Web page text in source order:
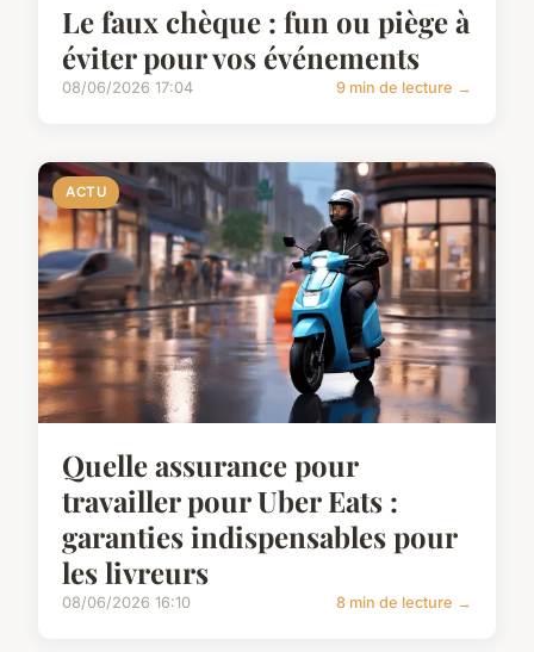
Le faux chèque : fun ou piège à
éviter pour vos événements
08/06/2026 17:04 9 min de lecture →
ACTU
Quelle assurance pour
travailler pour Uber Eats :
garanties indispensables pour
les livreurs
08/06/2026 16:10 8 min de lecture →